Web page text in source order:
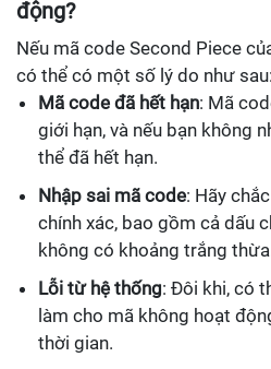
động?
Nếu mã code Second Piece
có thể có một số lý do như sau:
Mã code đã hết hạn: Mã
giới hạn, và nếu bạn không
thể đã hết hạn.
Nhập sai mã code: Hãy
chính xác, bao gồm cả dấu
không có khoảng trắng
Lỗi từ hệ thống: Đôi khi, có
làm cho mã không hoạt
thời gian.